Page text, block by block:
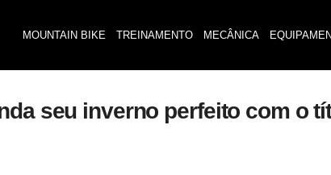
MOUNTAIN BIKE TREINAMENTO MECÂNICA
seu inverno perfeito com o